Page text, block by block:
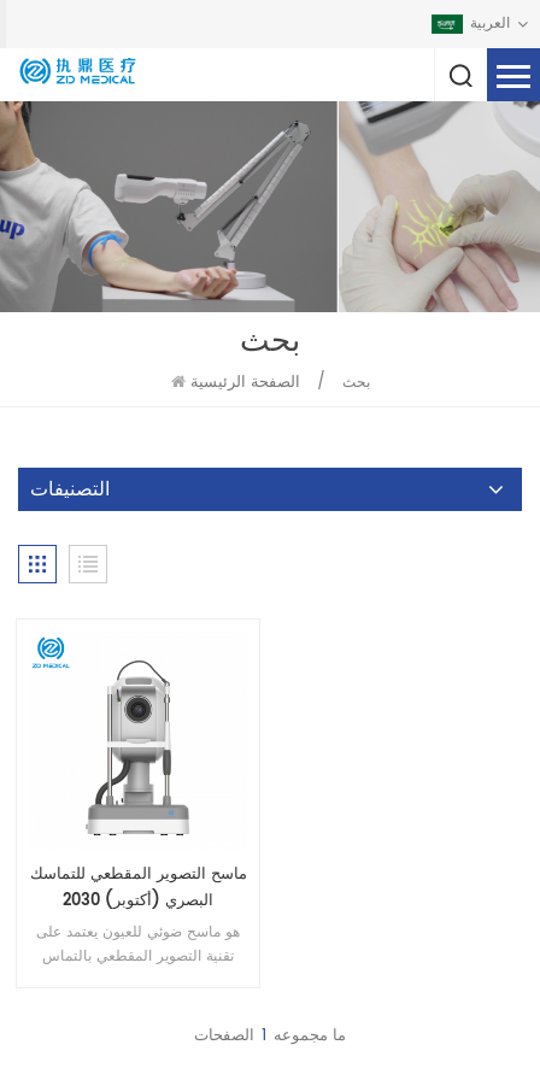
العربية
بحث
الصفحة الرئيسية / بحث
التصنيفات
ماسح التصوير المقطعي للتماسك
البصري (أكتوبر) 2030
هو ماسح ضوئي للعيون يعتمد على
تقنية التصوير المقطعي بالتماس
العيادات الخارجية ، فهو سهل
ما مجموعه 1 الصفحات